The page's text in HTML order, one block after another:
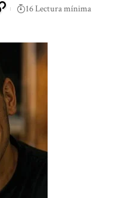
16 Lectura mínima